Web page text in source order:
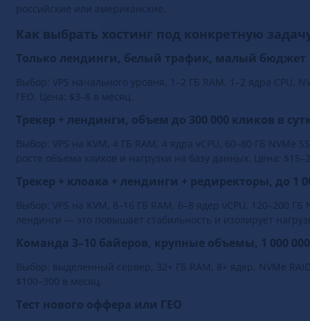
российские или американские.
Как выбрать хостинг под конкретную
Только лендинги, белый трафик, малый бюджет
Выбор: VPS начального уровня, 1–2 ГБ RAM, 1–2 ядра
ГЕО. Цена: $3–8 в месяц.
Трекер + лендинги, объем до 300 000 кликов в
Выбор: VPS на KVM, 4 ГБ RAM, 4 ядра vCPU, 60–80 ГБ
росте объема кликов и нагрузки на базу данных. Цена:
Трекер + клоака + лендинги + редиректоры, до 1
Выбор: VPS на KVM, 8–16 ГБ RAM, 6–8 ядер vCPU, 120–200
лендинги — это повышает стабильность и изолирует
Команда 3–10 байеров, крупные объемы, 1 000
Выбор: выделенный сервер, 32+ ГБ RAM, 8+ ядер, NVMe
$100–300 в месяц.
Тест нового оффера или ГЕО